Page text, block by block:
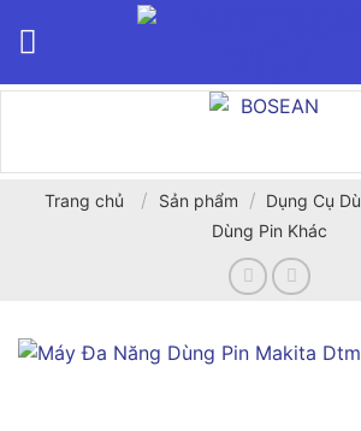
Trang chủ / Sản phẩm / Dụng Cụ
Dùng Pin Khác